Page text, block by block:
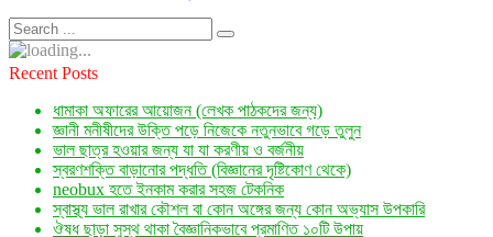
Recent Posts
ধামাকা অফারের আয়োজন (লেখক পাঠকদের জন্য)
জ্ঞানী মনীষীদের উক্তি পড়ে নিজেকে নতুনভাবে গড়ে তুলুন
ভাল ছাত্র হওয়ার জন্য যা যা করণীয় ও বর্জনীয়
স্বরণশক্তি বাড়ানোর পদ্ধতি (বিজ্ঞানের দৃষ্টিকোণ থেকে)
neobux হতে ইনকাম করার সহজ টেকনিক
স্বাস্থ্য ভাল রাখার কৌশল বা কোন অঙ্গের জন্য কোন অভ্যাস উপকারি
ঔষধ ছাড়া সুস্থ থাকা বৈজ্ঞানিকভাবে প্রমাণিত ১০টি উপায়